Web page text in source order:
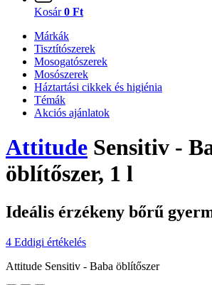
Kosár 0 Ft
Márkák
Tisztítószerek
Mosogatószerek
Mosószerek
Háztartási cikkek és higiénia
Témák
Akciós ajánlatok
Attitude Sensitiv -
öblítőszer, 1 l
Ideális érzékeny bőrű
4 Eddigi értékelés
Attitude Sensitiv - Baba öblítőszer